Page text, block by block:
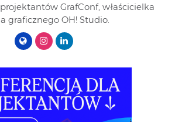
GrafConf, właścicielka
graficznego OH! Studio.